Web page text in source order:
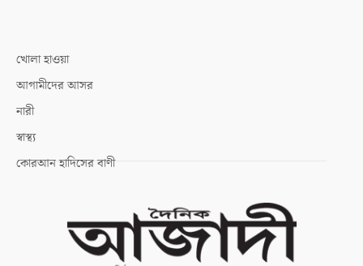
খোলা হাওয়া
আগামীদের আসর
নারী
স্বাস্থ্য
কোরআন হাদিসের বাণী